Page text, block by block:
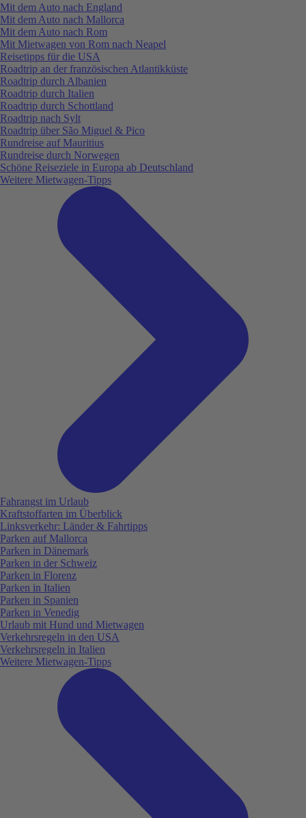
Mit dem Auto nach England
Mit dem Auto nach Mallorca
Mit dem Auto nach Rom
Mit Mietwagen von Rom nach Neapel
Reisetipps für die USA
Roadtrip an der französischen Atlantikküste
Roadtrip durch Albanien
Roadtrip durch Italien
Roadtrip durch Schottland
Roadtrip nach Sylt
Roadtrip über São Miguel & Pico
Rundreise auf Mauritius
Rundreise durch Norwegen
Schöne Reiseziele in Europa ab Deutschland
Weitere Mietwagen-Tipps
Fahrangst im Urlaub
Kraftstoffarten im Überblick
Linksverkehr: Länder & Fahrtipps
Parken auf Mallorca
Parken in Dänemark
Parken in der Schweiz
Parken in Florenz
Parken in Italien
Parken in Spanien
Parken in Venedig
Urlaub mit Hund und Mietwagen
Verkehrsregeln in den USA
Verkehrsregeln in Italien
Weitere Mietwagen-Tipps